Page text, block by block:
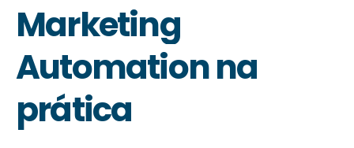
Marketing
Automation na
prática